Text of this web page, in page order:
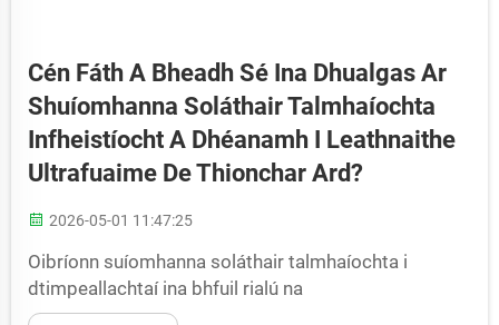
Cén Fáth A Bheadh Sé Ina Dhualgas Ar
Shuíomhanna Soláthair Talmhaíochta
Infheistíocht A Dhéanamh I Leathnaithe
Ultrafuaime De Thionchar Ard?
2026-05-01 11:47:25
Oibríonn suíomhanna soláthair talmhaíochta i
dtimpeallachtaí ina bhfuil rialú na
haerchoimeádachta níos mó ná saoirse ach